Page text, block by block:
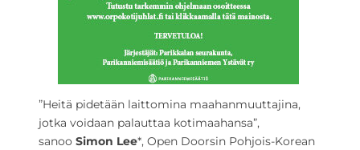
”Heitä pidetään laittomina maahanmuuttajina,
jotka voidaan palauttaa kotimaahansa”,
sanoo Simon Lee*, Open Doorsin Pohjois-Korean